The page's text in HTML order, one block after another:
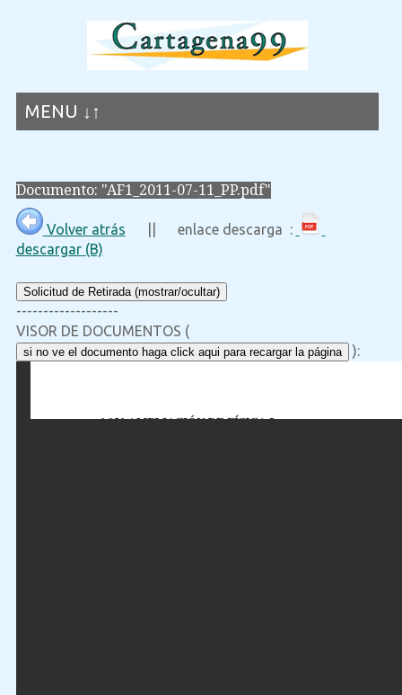
MENU ↓↑
Documento: "AF1_2011-07-11_PP.pdf"
Volver atrás || enlace descarga :
descargar (B)
Solicitud de Retirada (mostrar/ocultar)
-------------------
VISOR DE DOCUMENTOS (
si no ve el documento haga click aqui para recargar la página ):